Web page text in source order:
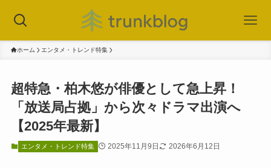
ホーム エンタメ・トレンド特集
超特急・柏木悠が俳優として急上昇！
「放送局占拠」から次々ドラマ出演へ
【2025年最新】
エンタメ・トレンド特集 2025年11月9日 2026年6月12日